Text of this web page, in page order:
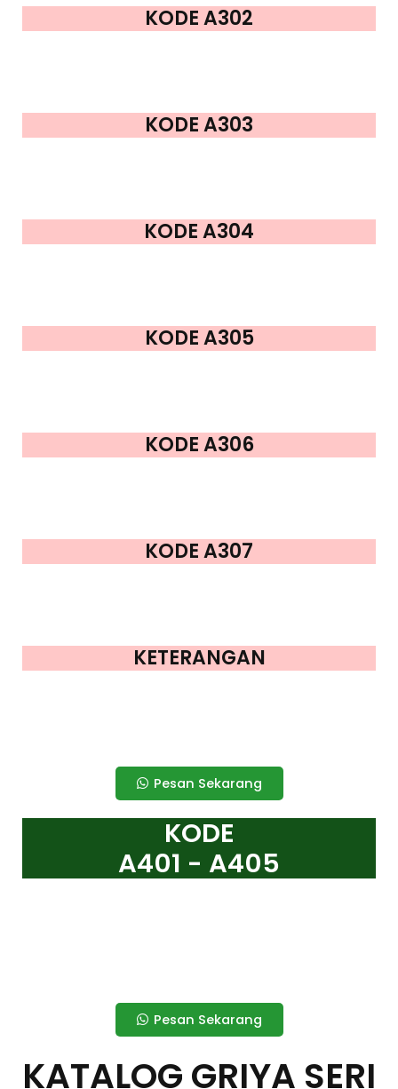
KODE A302
KODE A303
KODE A304
KODE A305
KODE A306
KODE A307
KETERANGAN
Pesan Sekarang
KODE
A401 - A405
Pesan Sekarang
KATALOG GRIYA SERI